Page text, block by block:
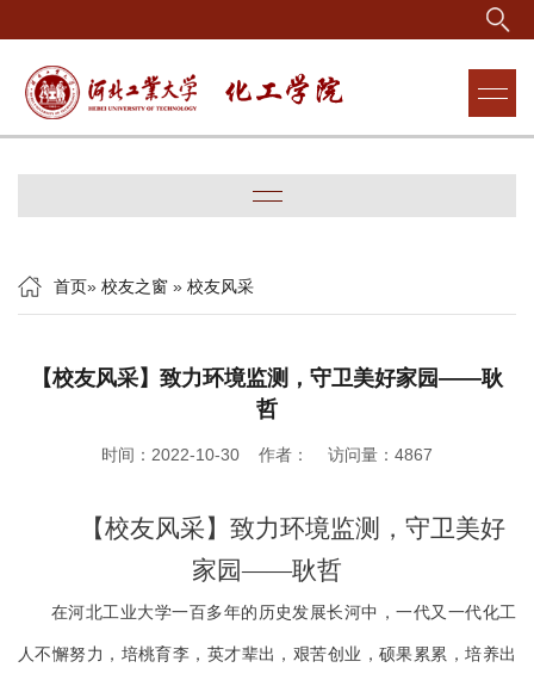
首页» 校友之窗 » 校友风采
【校友风采】致力环境监测，守卫美好家园——耿
哲
时间：2022-10-30 作者： 访问量： 4867
【校友风采】致力环境监测，守卫美好
家园——耿哲
在河北工业大学一百多年的历史发展长河中，一代又一代化工
人不懈努力， 培桃育李 ，英才辈出，艰苦创业，硕果累累，培养出